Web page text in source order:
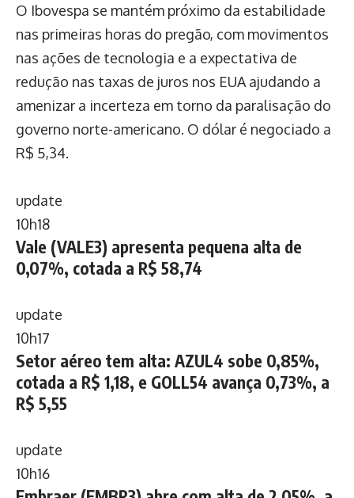
O Ibovespa se mantém próximo da estabilidade
nas primeiras horas do pregão, com movimentos
nas ações de tecnologia e a expectativa de
redução nas taxas de juros nos EUA ajudando a
amenizar a incerteza em torno da paralisação do
governo norte-americano. O dólar é negociado a
R$ 5,34.
update
10h18
Vale (VALE3) apresenta pequena alta de
0,07%, cotada a R$ 58,74
update
10h17
Setor aéreo tem alta: AZUL4 sobe 0,85%,
cotada a R$ 1,18, e GOLL54 avança 0,73%, a
R$ 5,55
update
10h16